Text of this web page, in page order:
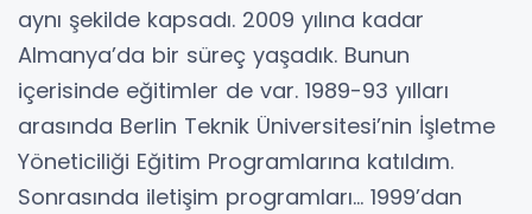
aynı şekilde kapsadı. 2009 yılına kadar
Almanya’da bir süreç yaşadık. Bunun
içerisinde eğitimler de var. 1989-93 yılları
arasında Berlin Teknik Üniversitesi’nin İşletme
Yöneticiliği Eğitim Programlarına katıldım.
Sonrasında iletişim programları... 1999’dan